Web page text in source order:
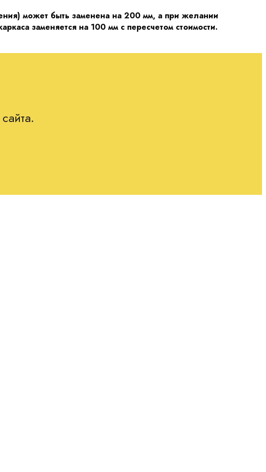
может быть заменена на 200 мм, а при желании
заменяется на 100 мм с пересчетом стоимости.